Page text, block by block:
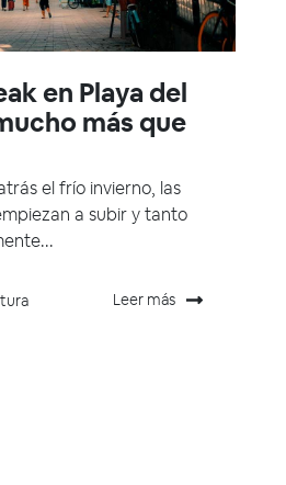
en Playa del
más que
el frío invierno, las
a subir y tanto
Leer más